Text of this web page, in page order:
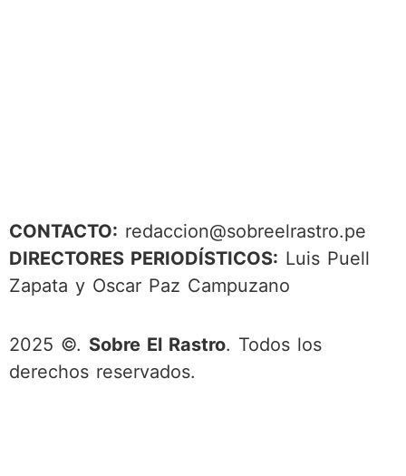
CONTACTO: redaccion@sobreelrastro.pe
DIRECTORES PERIODÍSTICOS: Luis Puell
Zapata y Oscar Paz Campuzano
2025 ©. Sobre El Rastro. Todos los
derechos reservados.